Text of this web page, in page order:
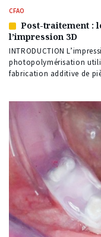
CFAO
Article
réservé
à
nos
abonnés
Post-traitement :
l’impression 3D
INTRODUCTION
photopolymérisation
fabrication additive de